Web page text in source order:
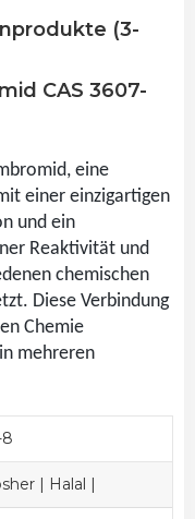
(3-
CAS 3607-
eine
einer einzigartigen
und ein
Reaktivität und
chemischen
Diese Verbindung
Chemie
mehreren
8
| Halal |